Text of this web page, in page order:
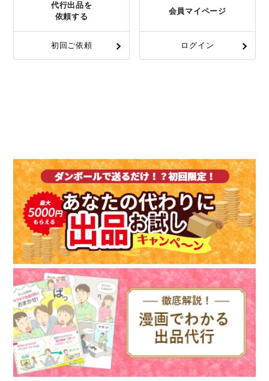
代行出品を
依頼する
初回ご依頼
会員マイページ
ログイン